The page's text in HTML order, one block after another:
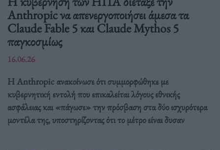
Anthropic να απενεργοποιήσει άμεσα τα
Claude Fable 5 και Claude Mythos 5
παγκοσμίως
16.06.26
Η Anthropic ανακοίνωσε ότι συμμορφώθηκε με
κυβερνητική εντολή που επικαλείται λόγους εθνικής
ασφάλειας και «πάγωσε» την πρόσβαση στα δύο ισχυρότερα
μοντέλα της, υποστηρίζοντας ότι το μέτρο είναι δυσαν